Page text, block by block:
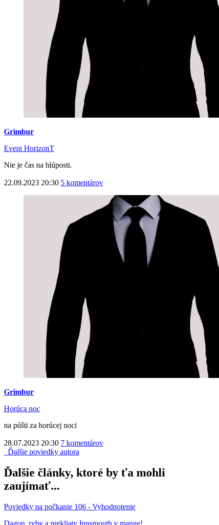
Grimbur
Event HorizonT
Nie je čas na hlúposti.
22.09.2023 20:30 5 komentárov
Grimbur
Horúca noc
na púšti za horúcej noci
28.07.2023 20:30 7 komentárov
Ďalšie poviedky autora
Ďalšie články, ktoré by ťa mohli
zaujímať...
Poviedky na počkanie 106 - Vyhodnotenie
Dagon, ryby a prekliaty Innsmouth v mange!